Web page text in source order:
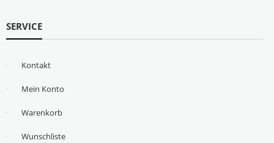
SERVICE
Kontakt
Mein Konto
Warenkorb
Wunschliste